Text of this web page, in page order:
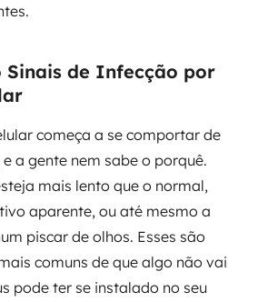
dados
de Infecção por
começa a se comportar de
a gente nem sabe o porquê.
mais lento que o normal,
aparente, ou até mesmo a
piscar de olhos. Esses são
comuns de que algo não vai
pode ter se instalado no seu